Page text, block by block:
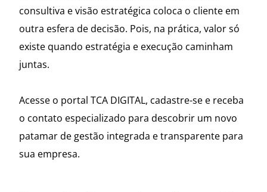
consultiva e visão estratégica coloca o cliente em
outra esfera de decisão. Pois, na prática, valor só
existe quando estratégia e execução caminham
juntas.
Acesse o portal TCA DIGITAL, cadastre-se e receba
o contato especializado para descobrir um novo
patamar de gestão integrada e transparente para
sua empresa.